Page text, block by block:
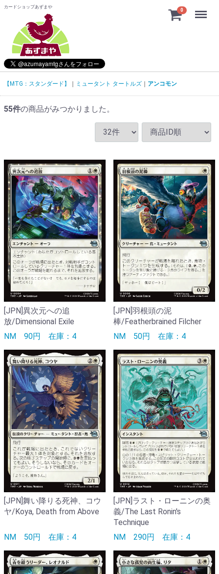
カードショップあずまや
0 Menu
【MTG：スタンダード】 ミュータント タートルズ アンコモン
55件の商品がみつかりました。
[JPN]異次元への追
放/Dimensional Exile
NM 90円 在庫：4
[JPN]羽根頭の泥
棒/Featherbrained Filcher
NM 50円 在庫：4
[JPN]舞い降りる死神、コウ
ヤ/Koya, Death from Above
NM 50円 在庫：4
[JPN]ラスト・ローニンの奥
義/The Last Ronin's
Technique
NM 290円 在庫：4